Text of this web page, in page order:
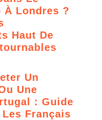
À Londres ?
Haut De
Un
Une
: Guide
Français